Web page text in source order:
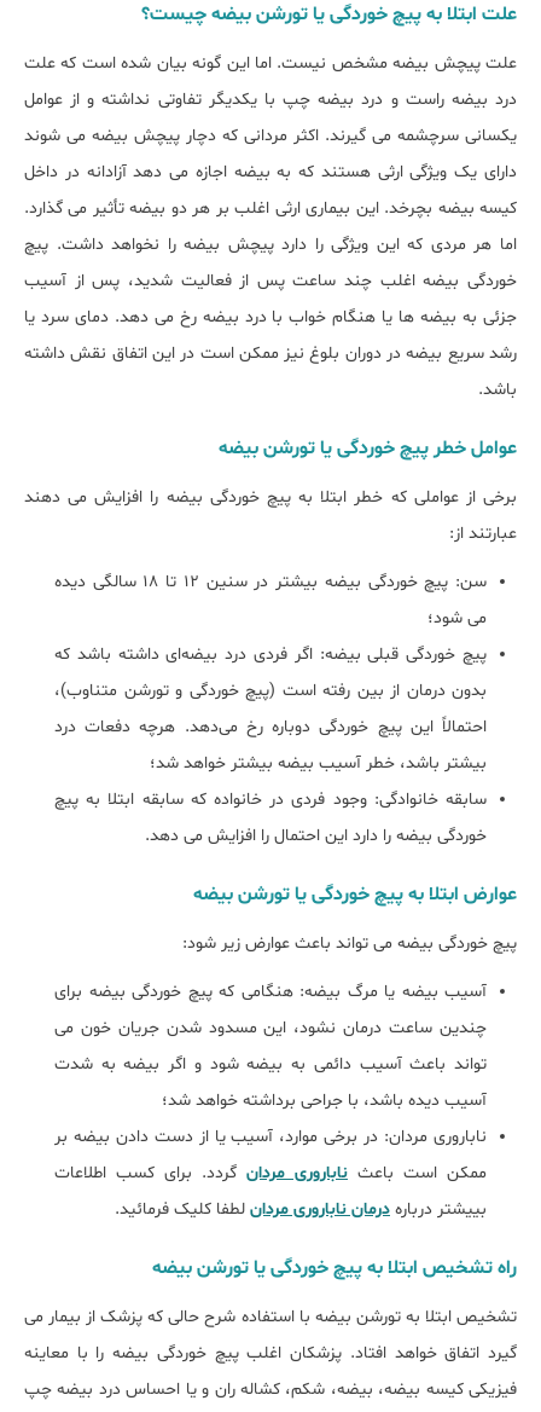
علت ابتلا به پیچ خوردگی یا تورشن بیضه چیست؟
علت پیچش بیضه مشخص نیست. اما این گونه بیان شده است که علت
درد بیضه راست و درد بیضه چپ با یکدیگر تفاوتی نداشته و از عوامل
یکسانی سرچشمه می گیرند. اکثر مردانی که دچار پیچش بیضه می شوند
دارای یک ویژگی ارثی هستند که به بیضه اجازه می دهد آزادانه در داخل
کیسه بیضه بچرخد. این بیماری ارثی اغلب بر هر دو بیضه تأثیر می گذارد.
اما هر مردی که این ویژگی را دارد پیچش بیضه را نخواهد داشت. پیچ
خوردگی بیضه اغلب چند ساعت پس از فعالیت شدید، پس از آسیب
جزئی به بیضه ها یا هنگام خواب با درد بیضه رخ می دهد. دمای سرد یا
رشد سریع بیضه در دوران بلوغ نیز ممکن است در این اتفاق نقش داشته
باشد.
عوامل خطر پیچ خوردگی یا تورشن بیضه
برخی از عواملی که خطر ابتلا به پیچ خوردگی بیضه را افزایش می دهند
عبارتند از:
سن: پیچ خوردگی بیضه بیشتر در سنین 12 تا 18 سالگی دیده
می شود؛
پیچ خوردگی قبلی بیضه: اگر فردی درد بیضه‌ای داشته باشد که
بدون درمان از بین رفته است (پیچ خوردگی و تورشن متناوب)،
احتمالاً این پیچ خوردگی دوباره رخ می‌دهد. هرچه دفعات درد
بیشتر باشد، خطر آسیب بیضه بیشتر خواهد شد؛
سابقه خانوادگی: وجود فردی در خانواده که سابقه ابتلا به پیچ
خوردگی بیضه را دارد این احتمال را افزایش می دهد.
عوارض ابتلا به پیچ خوردگی یا تورشن بیضه
پیچ خوردگی بیضه می تواند باعث عوارض زیر شود:
آسیب بیضه یا مرگ بیضه: هنگامی که پیچ خوردگی بیضه برای
چندین ساعت درمان نشود، این مسدود شدن جریان خون می
تواند باعث آسیب دائمی به بیضه شود و اگر بیضه به شدت
آسیب دیده باشد، با جراحی برداشته خواهد شد؛
ناباروری مردان: در برخی موارد، آسیب یا از دست دادن بیضه بر
ممکن است باعث ناباروری مردان گردد. برای کسب اطلاعات
بییشتر درباره درمان ناباروری مردان لطفا کلیک فرمائید.
راه تشخیص ابتلا به پیچ خوردگی یا تورشن بیضه
تشخیص ابتلا به تورشن بیضه با استفاده شرح حالی که پزشک از بیمار می
گیرد اتفاق خواهد افتاد. پزشکان اغلب پیچ خوردگی بیضه را با معاینه
فیزیکی کیسه بیضه، بیضه، شکم، کشاله ران و یا احساس درد بیضه چپ